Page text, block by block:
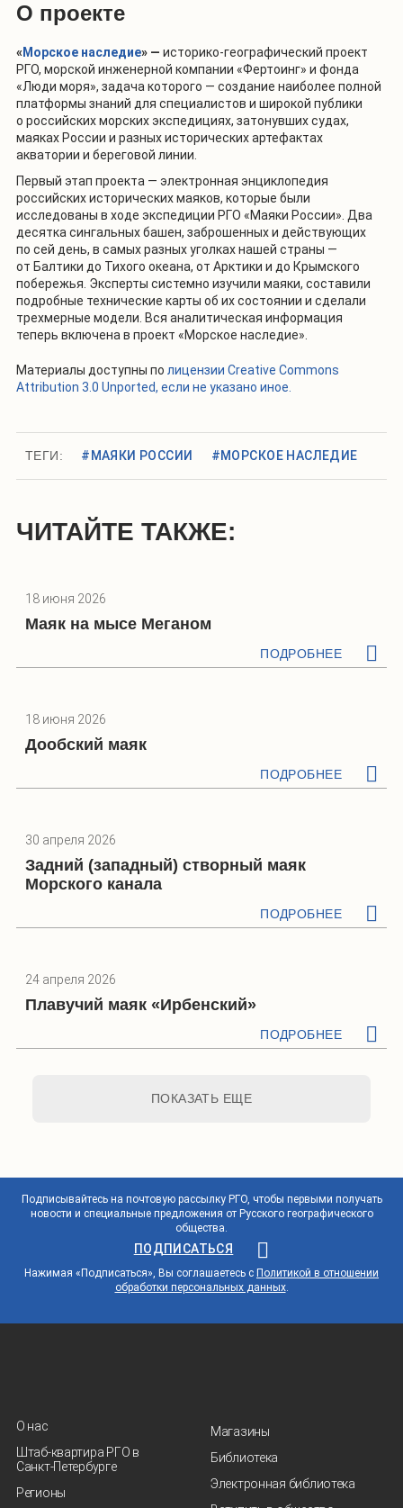
О проекте
« Морское наследие» — историко-географический проект
РГО, морской инженерной компании «Фертоинг» и фонда
«Люди моря», задача которого — создание наиболее полной
платформы знаний для специалистов и широкой публики
о российских морских экспедициях, затонувших судах,
маяках России и разных исторических артефактах
акватории и береговой линии.
Первый этап проекта — электронная энциклопедия
российских исторических маяков, которые были
исследованы в ходе экспедиции РГО «Маяки России». Два
десятка сингальных башен, заброшенных и действующих
по сей день, в самых разных уголках нашей страны —
от Балтики до Тихого океана, от Арктики и до Крымского
побережья. Эксперты системно изучили маяки, составили
подробные технические карты об их состоянии и сделали
трехмерные модели. Вся аналитическая информация
теперь включена в проект «Морское наследие».
Материалы доступны по лицензии Creative Commons
Attribution 3.0 Unported, если не указано иное.
ТЕГИ: #МАЯКИ РОССИИ #МОРСКОЕ НАСЛЕДИЕ
ЧИТАЙТЕ ТАКЖЕ:
18 июня 2026
Маяк на мысе Меганом
ПОДРОБНЕЕ
18 июня 2026
Дообский маяк
ПОДРОБНЕЕ
30 апреля 2026
Задний (западный) створный маяк
Морского канала
ПОДРОБНЕЕ
24 апреля 2026
Плавучий маяк «Ирбенский»
ПОДРОБНЕЕ
ПОКАЗАТЬ ЕЩЕ
Подписывайтесь на почтовую рассылку РГО, чтобы первыми получать
новости и специальные предложения от Русского географического
общества.
ПОДПИСАТЬСЯ
Нажимая «Подписаться», Вы соглашаетесь с Политикой в отношении
обработки персональных данных.
О нас
Штаб-квартира РГО в
Санкт‑Петербурге
Регионы
Магазины
Библиотека
Электронная библиотека